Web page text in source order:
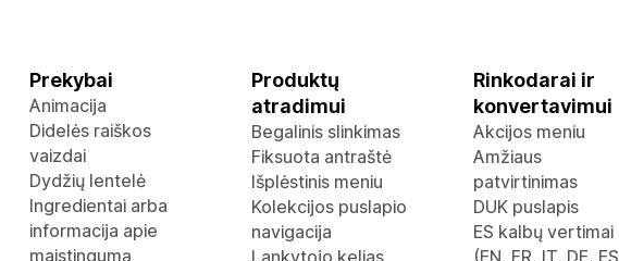
Prekybai
Animacija
Didelės raiškos
vaizdai
Dydžių lentelė
Ingredientai arba
informacija apie
maistingumą
Produktų
atradimui
Begalinis slinkimas
Fiksuota antraštė
Išplėstinis meniu
Kolekcijos puslapio
navigacija
Lankytojo kelias
Rinkodarai ir
konvertavimui
Akcijos meniu
Amžiaus
patvirtinimas
DUK puslapis
ES kalbų vertimai
(EN, FR, IT, DE,